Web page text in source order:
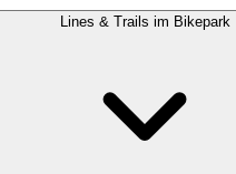
Lines & Trails im Bikepark